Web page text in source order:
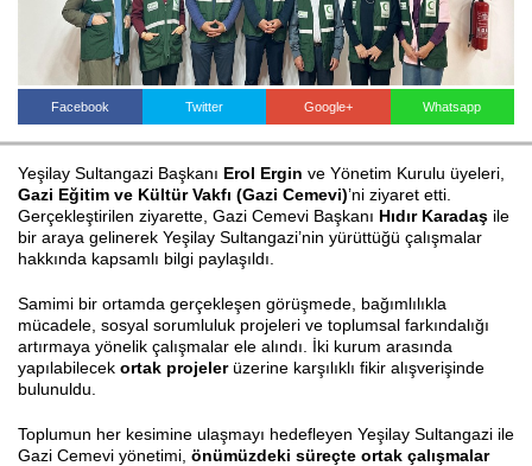
Facebook Twitter Google+ Whatsapp
Yeşilay Sultangazi Başkanı Erol Ergin ve Yönetim Kurulu üyeleri,
Gazi Eğitim ve Kültür Vakfı (Gazi Cemevi)’ni ziyaret etti.
Gerçekleştirilen ziyarette, Gazi Cemevi Başkanı Hıdır Karadaş ile
bir araya gelinerek Yeşilay Sultangazi’nin yürüttüğü çalışmalar
hakkında kapsamlı bilgi paylaşıldı.
Samimi bir ortamda gerçekleşen görüşmede, bağımlılıkla
mücadele, sosyal sorumluluk projeleri ve toplumsal farkındalığı
artırmaya yönelik çalışmalar ele alındı. İki kurum arasında
yapılabilecek ortak projelerüzerine karşılıklı fikir alışverişinde
bulunuldu.
Toplumun her kesimine ulaşmayı hedefleyen Yeşilay Sultangazi ile
Gazi Cemevi yönetimi, önümüzdeki süreçte ortak çalışmalar
KÜNYE
İLETİŞİM
Haberin Doğru Adresi.